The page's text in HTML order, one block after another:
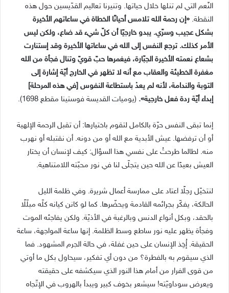
النًعم التي لم تنلها خلال حياتها. وتنيرنا تعاليم القدّيسين حول هذه
النقطة. «إن رحمة الله تلامس أحيانًا الخطاة في ساعاتهم الأخيرة
بشكل عجيب وسرّي. يبدو خارجيًا أن كلّ شيء قد ضاع، ولكن ليس
الأمر كذلك. ترجع النفس إلى الله في ساعاتها الأخيرة وقد إستنارت
بشعاع نعمته الأخيرة الجبّارة، فيغمرها حبّ قويّ وتنال فجأة من الله
مغفرة الخطيئة والعقاب مع أنه لا تظهر في الخارج أيّة إشارة إلى
التوبة والندامة، لأنه لم يعدْ باستطاعة النفوس [في هذه المرحلة]
إبداء أيّة ردة فعل خارجية». (يوميات القديسة فوستينا مقطع 1698).
إنما تبقى النفس حرّة بالكامل لتقوم باختيارها: أن تقبل الرحمة الإلهية
أو أن ترفضها. عيش الأبدية مع الله أو من دونه. أن نقتبله أو نهرب
منه. لطالما طرحتُ على نفسي هذا السؤال: كيف لإنسان أن يختار
العيش بعيدًا عن الله حين يتجلّى لنا في نور محبّته اللامتناهية.
لنتخيّل رجلًا اعتاد على ممارسة أعمال شريرة. وفي ظلمة الليل
الحالكة، يفكّر بجرائمه القادمة ويحضّرها. كما لو كانن كيانه كلّه مبلّلًا
بالحقد، وبكل أنواع الدنس وبالرغبة في الأذيّة. ولكن يفاجئه الموت
وفجأة يظهر عليه نور ساطع وسط الظلمة. إنها ساعة المواجهة، ساعة
الحقيقة. إُخِذ الإنسان على حين غفلة، في حالة الجرم المشهود. فما
الذي سيقوم به بالفطرة؟ من دون أي تفكير، سيحاول بكل ما أوتي
من قوى الفرار من أمام هذا النور الذي سيكشفه على حقيقته
ويعرض سوداويّته! سيشعر بخوف كبير ويبدأ بالهروب في الإتّجاه